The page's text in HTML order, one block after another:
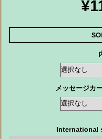
メッセージカ
International